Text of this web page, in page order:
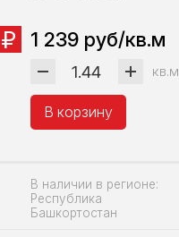
1 239 руб/кв.м
кв.м
В корзину
В наличии в регионе:
Республика
Башкортостан